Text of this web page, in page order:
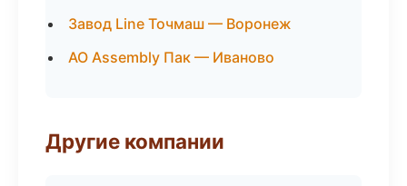
Завод Line Точмаш — Воронеж
АО Assembly Пак — Иваново
Другие компании